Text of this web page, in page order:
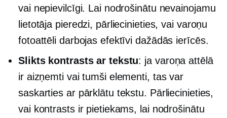
vai nepievilcīgi. Lai nodrošinātu nevainojamu
lietotāja pieredzi, pārliecinieties, vai varoņu
fotoattēli darbojas efektīvi dažādās ierīcēs.
Slikts kontrasts ar tekstu: ja varoņa attēlā
ir aizņemti vai tumši elementi, tas var
saskarties ar pārklātu tekstu. Pārliecinieties,
vai kontrasts ir pietiekams, lai nodrošinātu